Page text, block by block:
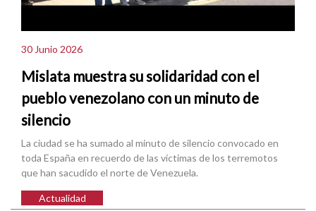
30 Junio 2026
Mislata muestra su solidaridad con el
pueblo venezolano con un minuto de
silencio
La ciudad se ha sumado al minuto de silencio convocado en
toda España en recuerdo de las víctimas de los terremotos
que han sacudido el norte de Venezuela.
Actualidad